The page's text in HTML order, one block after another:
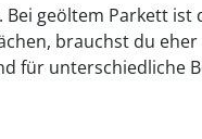
geöltem Parkett
brauchst du
für unterschiedliche